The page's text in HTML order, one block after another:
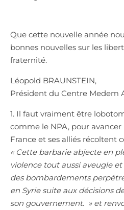
Que cette nouvelle année
bonnes nouvelles sur les
fraternité.
Léopold BRAUNSTEIN,
Président du Centre Medem
1. Il faut vraiment être
comme le NPA, pour avancer
France et ses alliés récoltent
« Cette barbarie abjecte en
violence tout aussi aveugle
des bombardements
en Syrie suite aux décisions
son gouvernement. » et